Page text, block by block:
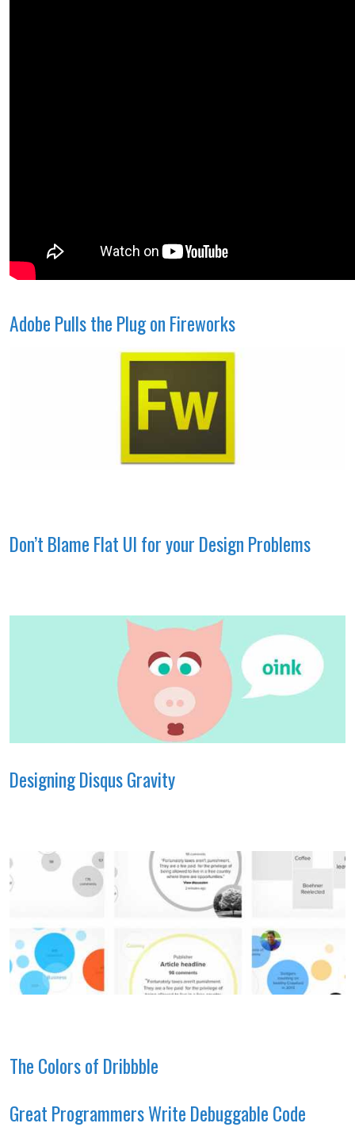
Adobe Pulls the Plug on Fireworks
Don’t Blame Flat UI for your Design Problems
Designing Disqus Gravity
The Colors of Dribbble
Great Programmers Write Debuggable Code